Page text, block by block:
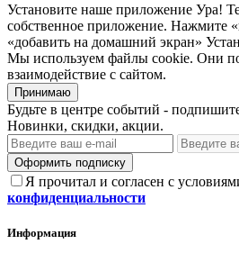
Установите наше приложение Ура!
собственное приложение. Нажмите
«добавить на домашний экран»
Мы используем файлы cookie. Они
взаимодействие с сайтом.
Принимаю
Будьте в центре событий -
Новинки, скидки, акции.
Оформить подписку
Я прочитал и согласен с
конфиденциальности
Информация